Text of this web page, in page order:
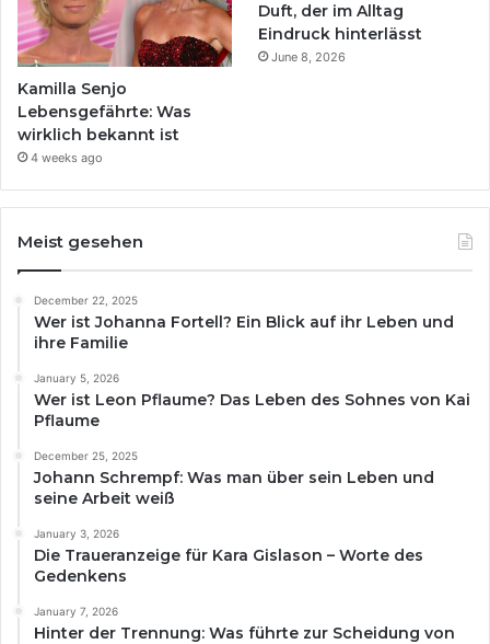
Kamilla Senjo
Lebensgefährte: Was
wirklich bekannt ist
4 weeks ago
Duft, der im Alltag
Eindruck hinterlässt
June 8, 2026
Meist gesehen
December 22, 2025
Wer ist Johanna Fortell? Ein Blick auf ihr Leben und
ihre Familie
January 5, 2026
Wer ist Leon Pflaume? Das Leben des Sohnes von Kai
Pflaume
December 25, 2025
Johann Schrempf: Was man über sein Leben und
seine Arbeit weiß
January 3, 2026
Die Traueranzeige für Kara Gislason – Worte des
Gedenkens
January 7, 2026
Hinter der Trennung: Was führte zur Scheidung von